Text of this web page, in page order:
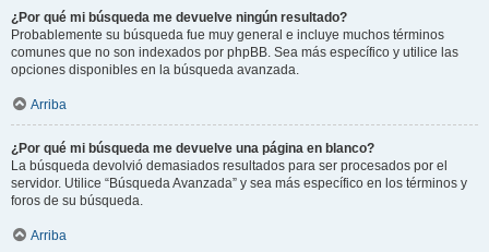
¿Por qué mi búsqueda me devuelve ningún resultado?
Probablemente su búsqueda fue muy general e incluye muchos términos
comunes que no son indexados por phpBB. Sea más específico y utilice las
opciones disponibles en la búsqueda avanzada.
Arriba
¿Por qué mi búsqueda me devuelve una página en blanco?
La búsqueda devolvió demasiados resultados para ser procesados por el
servidor. Utilice “Búsqueda Avanzada” y sea más específico en los términos y
foros de su búsqueda.
Arriba